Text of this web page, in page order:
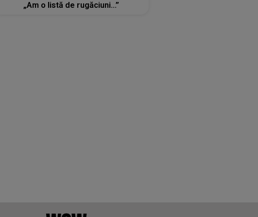
„Am o listă de rugăciuni...”